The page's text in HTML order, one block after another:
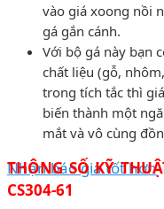
vào giá xoong nồi
gá gắn cánh.
Với bộ gá này bạn
chất liệu (gỗ,
trong tích tắc thì
biến thành một
mắt và vô cùng
Nhận báo giá tốt hơn
THÔNG SỐ KỸ
CS304-61